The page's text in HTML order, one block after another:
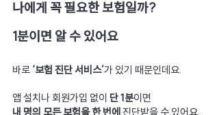
나에게 꼭 필요한 보험일까?
1분이면 알 수 있어요
바로 ‘보험 진단 서비스’가 있기 때문인데요.
앱 설치나 회원가입 없이 단 1분이면
내 명의 모든 보험을 한 번에 진단받을 수 있어요.